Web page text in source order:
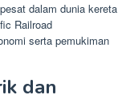
dalam dunia kereta
Railroad
serta pemukiman
dan